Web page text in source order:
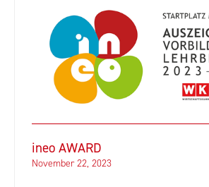
ineo AWARD
November 22, 2023